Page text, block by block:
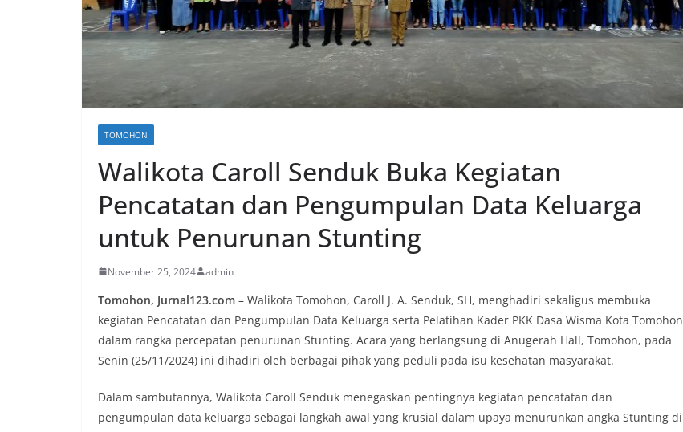
TOMOHON
Walikota Caroll Senduk Buka Kegiatan
Pencatatan dan Pengumpulan Data Keluarga
untuk Penurunan Stunting
November 25, 2024 admin
Tomohon, Jurnal123.com – Walikota Tomohon, Caroll J. A. Senduk, SH, menghadiri sekaligus membuka
kegiatan Pencatatan dan Pengumpulan Data Keluarga serta Pelatihan Kader PKK Dasa Wisma Kota Tomohon
dalam rangka percepatan penurunan Stunting. Acara yang berlangsung di Anugerah Hall, Tomohon, pada
Senin (25/11/2024) ini dihadiri oleh berbagai pihak yang peduli pada isu kesehatan masyarakat.
Dalam sambutannya, Walikota Caroll Senduk menegaskan pentingnya kegiatan pencatatan dan
pengumpulan data keluarga sebagai langkah awal yang krusial dalam upaya menurunkan angka Stunting di